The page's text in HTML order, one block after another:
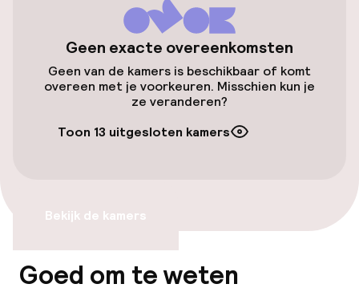
Zwemmen & wellness
Fitnessruimte / gym
Roomservice
Geen exacte overeenkomsten
Geen van de kamers is beschikbaar of komt
overeen met je voorkeuren. Misschien kun je
ze veranderen?
Toon 13 uitgesloten kamers
Bekijk de kamers
Goed om te weten